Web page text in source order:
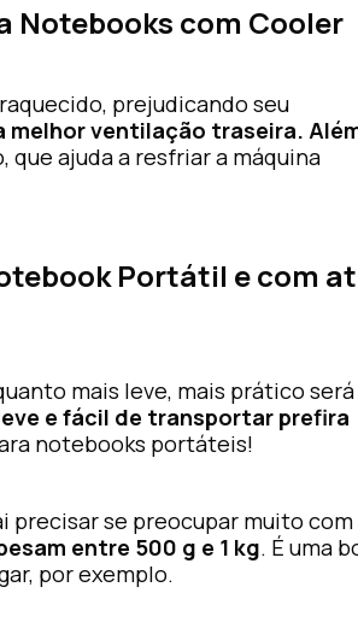
Notebooks com Cooler
prejudicando seu
melhor ventilação traseira.
que ajuda a resfriar a máquina
Portátil e com
mais leve, mais prático será
e fácil de transportar prefira
notebooks portáteis!
precisar se preocupar muito com
entre 500 g e 1 kg. É uma
por exemplo.